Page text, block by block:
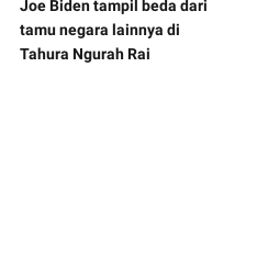
Joe Biden tampil beda dari
tamu negara lainnya di
Tahura Ngurah Rai